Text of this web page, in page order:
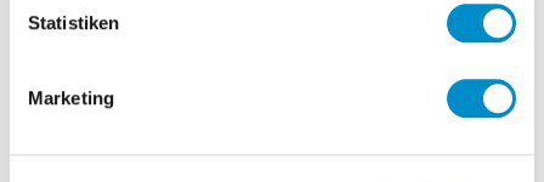
Statistiken
Marketing
steuern (HGB)
Einführung eines neuen ERP-Systems
Wertschöpfungskette; insbesondere
des e-commerce-Geschäfts